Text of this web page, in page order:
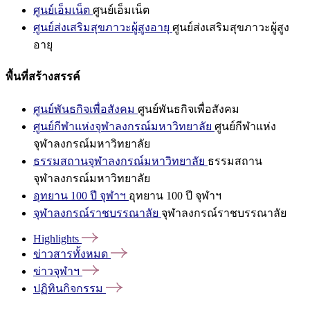
ศูนย์เอ็มเน็ต ศูนย์เอ็มเน็ต
ศูนย์ส่งเสริมสุขภาวะผู้สูงอายุ ศูนย์ส่งเสริมสุขภาวะผู้สูง
อายุ
พื้นที่สร้างสรรค์
ศูนย์พันธกิจเพื่อสังคม ศูนย์พันธกิจเพื่อสังคม
ศูนย์กีฬาแห่งจุฬาลงกรณ์มหาวิทยาลัย ศูนย์กีฬาแห่ง
จุฬาลงกรณ์มหาวิทยาลัย
ธรรมสถานจุฬาลงกรณ์มหาวิทยาลัย ธรรมสถาน
จุฬาลงกรณ์มหาวิทยาลัย
อุทยาน 100 ปี จุฬาฯ อุทยาน 100 ปี จุฬาฯ
จุฬาลงกรณ์ราชบรรณาลัย จุฬาลงกรณ์ราชบรรณาลัย
Highlights
ข่าวสารทั้งหมด
ข่าวจุฬาฯ
ปฏิทินกิจกรรม